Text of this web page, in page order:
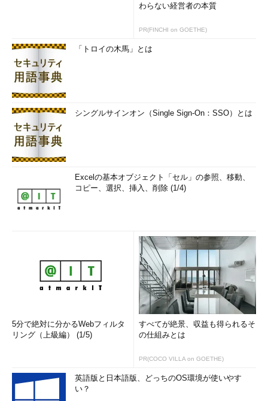
わらない経営者の本質
PR(FINCHI on GOETHE)
「トロイの木馬」とは
シングルサインオン（Single Sign-On：SSO）とは
Excelの基本オブジェクト「セル」の参照、移動、
コピー、選択、挿入、削除 (1/4)
5分で絶対に分かるWebフィルタ
リング（上級編） (1/5)
すべてが絶景、収益も得られるそ
の仕組みとは
PR(COCO VILLA on GOETHE)
英語版と日本語版、どっちのOS環境が使いやす
い？